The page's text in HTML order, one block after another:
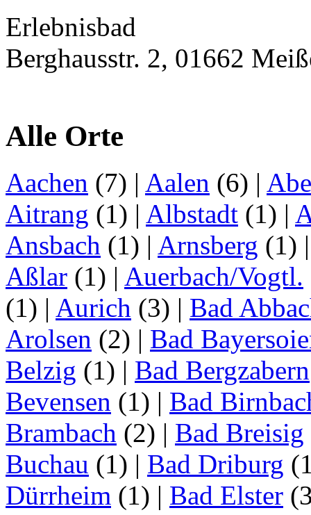
Erlebnisbad
Berghausstr. 2, 01662
Alle Orte
Aachen (7) | Aalen (6) |
Aitrang (1) | Albstadt (1) |
Ansbach (1) | Arnsberg (1)
Aßlar (1) | Auerbach/Vogtl.
(1) | Aurich (3) | Bad
Arolsen (2) | Bad
Belzig (1) | Bad Bergzabern
Bevensen (1) | Bad
Brambach (2) | Bad Breisig
Buchau (1) | Bad Driburg
Dürrheim (1) | Bad Elster